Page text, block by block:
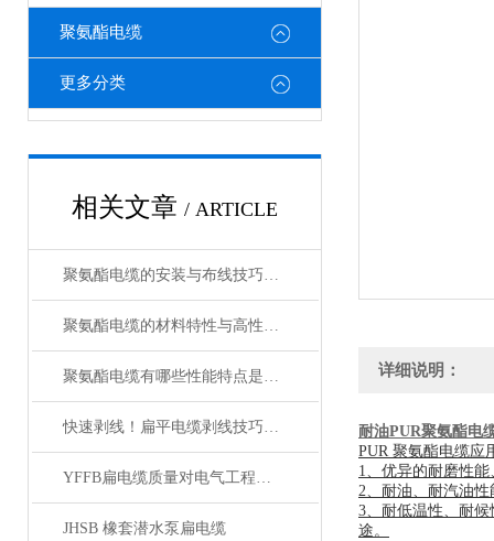
聚氨酯电缆
更多分类
相关文章 / ARTICLE
聚氨酯电缆的安装与布线技巧：如何利用其柔性优化设备内部空间布局？
聚氨酯电缆的材料特性与高性能应用优势解析
聚氨酯电缆有哪些性能特点是我们所不知的？
快速剥线！扁平电缆剥线技巧分享
YFFB扁电缆质量对电气工程项目安全性的影响
JHSB 橡套潜水泵扁电缆
详细说明：
耐油PUR聚氨酯电
PUR 聚氨酯电缆应
1、优异的耐磨性
2、耐油、耐汽油
3、耐低温性、耐
途。